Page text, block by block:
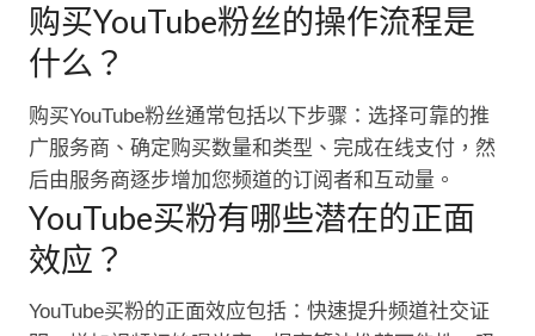
购买YouTube粉丝的操作流程是
什么？
购买YouTube粉丝通常包括以下步骤：选择可靠的推
广服务商、确定购买数量和类型、完成在线支付，然
后由服务商逐步增加您频道的订阅者和互动量。
YouTube买粉有哪些潜在的正面
效应？
YouTube买粉的正面效应包括：快速提升频道社交证